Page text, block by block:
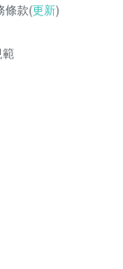
條款(更新)